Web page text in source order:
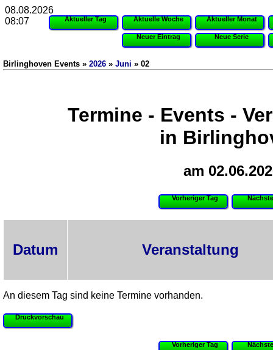
Aktueller Tag Aktuelle Woche Aktueller Monat
Neuer Eintrag Neue Serie
Birlinghoven Events » 2026 » Juni » 02
Termine - Events -
in
am
Vorheriger Tag
Datum Veranstaltung
An diesem Tag sind keine Termine vorhanden.
Druckvorschau
Vorheriger Tag
08.08.2026
08:07